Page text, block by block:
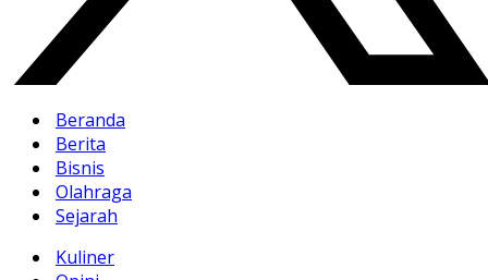
Beranda
Berita
Bisnis
Olahraga
Sejarah
Kuliner